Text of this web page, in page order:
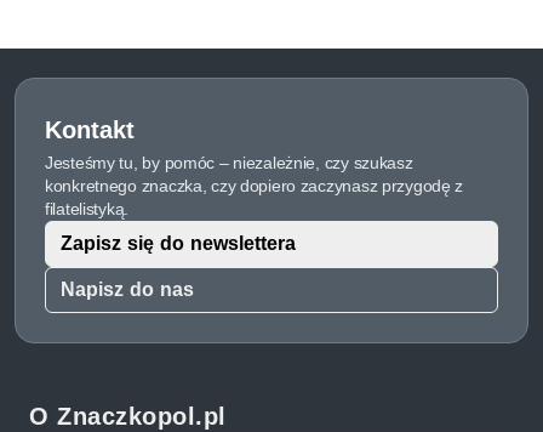
Kontakt
Jesteśmy tu, by pomóc – niezależnie, czy szukasz
konkretnego znaczka, czy dopiero zaczynasz przygodę z
filatelistyką.
Napisz do nas
Zapisz się do newslettera
O Znaczkopol.pl